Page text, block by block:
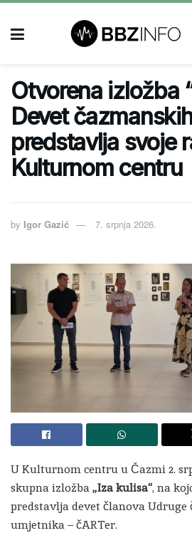
Otvorena izložba
Devet
predstavlja svoje
Kulturnom centru
by Igor Gazić 7. srpnja 2026.
U Kulturnom centru u Čazmi 2.
skupna izložba„Iza kulisa“, na
predstavlja devet članova Udruge
umjetnika – čARTer.